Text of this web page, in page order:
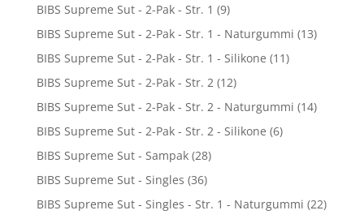
BIBS Supreme Sut - 2-Pak - Str. 1 (9)
BIBS Supreme Sut - 2-Pak - Str. 1 - Naturgummi (13)
BIBS Supreme Sut - 2-Pak - Str. 1 - Silikone (11)
BIBS Supreme Sut - 2-Pak - Str. 2 (12)
BIBS Supreme Sut - 2-Pak - Str. 2 - Naturgummi (14)
BIBS Supreme Sut - 2-Pak - Str. 2 - Silikone (6)
BIBS Supreme Sut - Sampak (28)
BIBS Supreme Sut - Singles (36)
BIBS Supreme Sut - Singles - Str. 1 - Naturgummi (22)